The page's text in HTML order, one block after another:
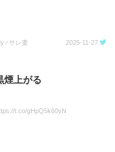
サレ妻 2025-11-27
煙上がる
t.co/gHpQ5k60yN